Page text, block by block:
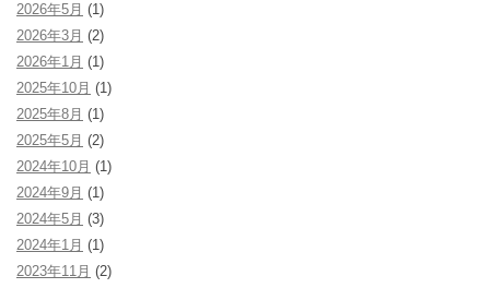
2026年5月 (1)
2026年3月 (2)
2026年1月 (1)
2025年10月 (1)
2025年8月 (1)
2025年5月 (2)
2024年10月 (1)
2024年9月 (1)
2024年5月 (3)
2024年1月 (1)
2023年11月 (2)